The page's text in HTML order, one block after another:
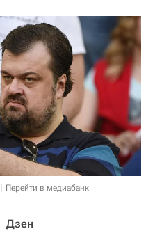
Перейти в медиабанк
Дзен